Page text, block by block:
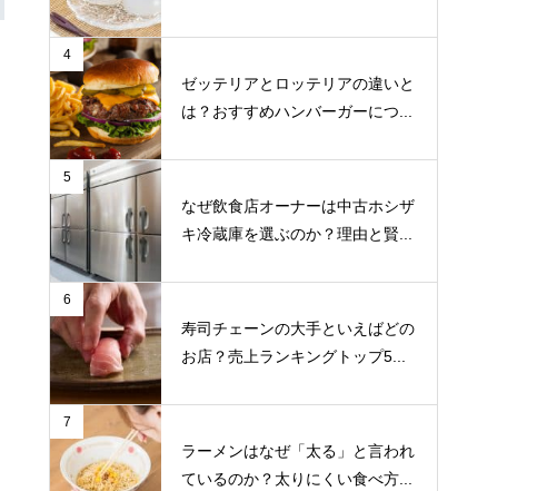
4
ゼッテリアとロッテリアの違いと
は？おすすめハンバーガーにつ...
5
なぜ飲食店オーナーは中古ホシザ
キ冷蔵庫を選ぶのか？理由と賢...
6
寿司チェーンの大手といえばどの
お店？売上ランキングトップ5...
7
ラーメンはなぜ「太る」と言われ
ているのか？太りにくい食べ方...